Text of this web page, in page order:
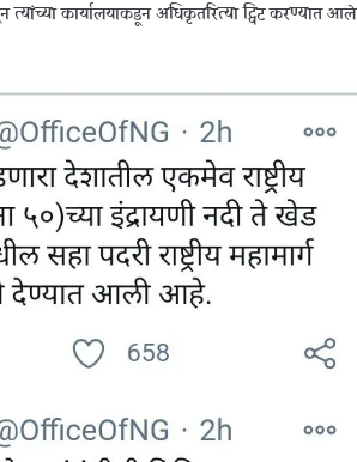
त्यांच्या कार्यालयाकडून अधिकृतरित्या ट्विट करण्यात आले